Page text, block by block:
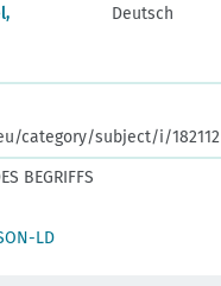
Deutsch
category/subject/i/182112
BEGRIFFS
LD